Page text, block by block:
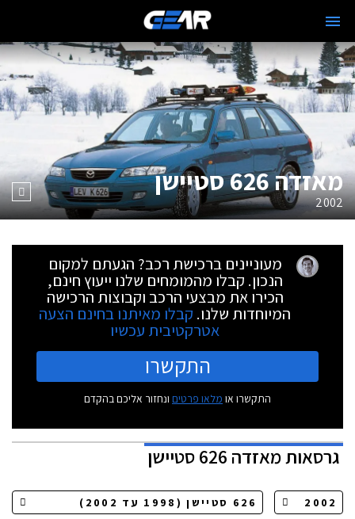
מאזדה 626 סטיישן
2002
מעוניינים ברכישת רכב? הגעתם למקום
הנכון. קבלו מהמומחים שלנו ייעוץ חינם,
הכירו את מבצעי הרכב וקבוצות הרכישה
המיוחדות שלנו. קבלו מאיתנו בחינם הצעה
אטרקטיבית עכשיו
התקשרו
התקשרו או מלאו פרטים ונחזור אליכם בהקדם
גרסאותמאזדה 626 סטיישן